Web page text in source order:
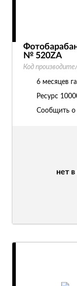
нет
№ 520ZA
Код
6 месяцев
Ресурс
Сообщить о